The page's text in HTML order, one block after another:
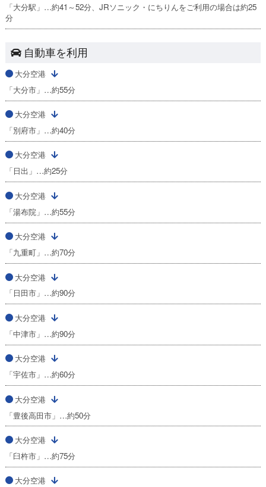
「大分駅」…約41～52分、JRソニック・にちりんをご利用の場合は約25
分
自動車を利用
大分空港
「大分市」…約55分
大分空港
「別府市」…約40分
大分空港
「日出」…約25分
大分空港
「湯布院」…約55分
大分空港
「九重町」…約70分
大分空港
「日田市」…約90分
大分空港
「中津市」…約90分
大分空港
「宇佐市」…約60分
大分空港
「豊後高田市」…約50分
大分空港
「臼杵市」…約75分
大分空港